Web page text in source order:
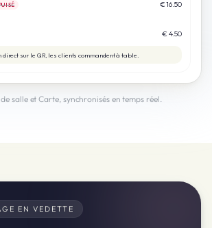
€ 16.50
€ 4.50
direct sur le QR, les clients commandent à table.
de salle et Carte, synchronisés en temps réel.
EN VEDETTE